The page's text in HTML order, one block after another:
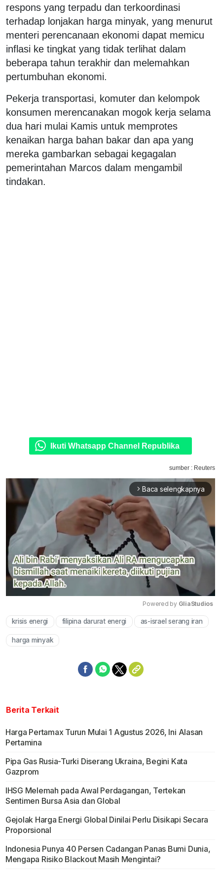
respons yang terpadu dan terkoordinasi
terhadap lonjakan harga minyak, yang menurut
menteri perencanaan ekonomi dapat memicu
inflasi ke tingkat yang ⁠tidak terlihat dalam
beberapa tahun terakhir dan melemahkan
pertumbuhan ekonomi.
Pekerja transportasi, komuter dan kelompok
konsumen merencanakan mogok kerja selama
dua hari mulai Kamis untuk memprotes
kenaikan harga bahan bakar dan apa yang
mereka gambarkan sebagai kegagalan
pemerintahan Marcos dalam mengambil
tindakan.
Ikuti Whatsapp Channel Republika
sumber : Reuters
arrow_forward_ios Baca selengkapnya
Mute
Powered by GliaStudios
krisis energi filipina darurat energi as-israel serang iran
harga minyak
Berita Terkait
Harga Pertamax Turun Mulai 1 Agustus 2026, Ini Alasan
Pertamina
Pipa Gas Rusia-Turki Diserang Ukraina, Begini Kata
Gazprom
IHSG Melemah pada Awal Perdagangan, Tertekan
Sentimen Bursa Asia dan Global
Gejolak Harga Energi Global Dinilai Perlu Disikapi Secara
Proporsional
Indonesia Punya 40 Persen Cadangan Panas Bumi Dunia,
Mengapa Risiko Blackout Masih Mengintai?